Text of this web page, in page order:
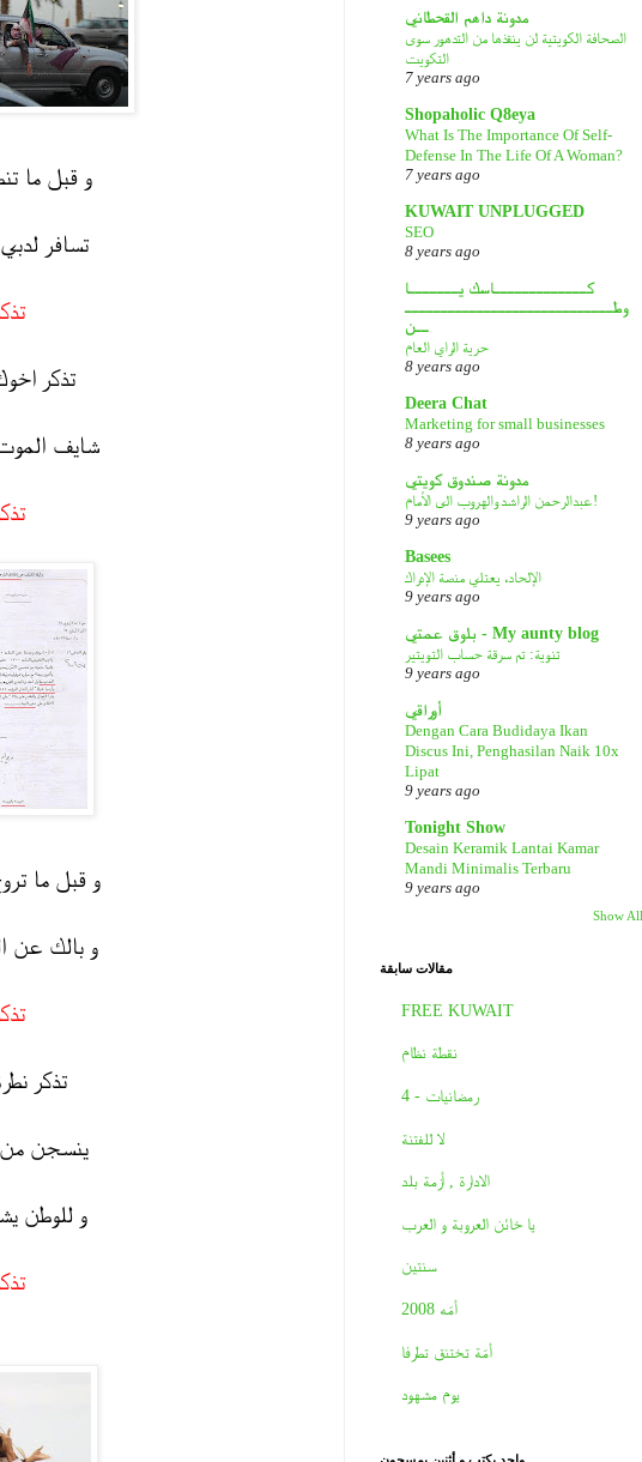
و قبل ما
تسافر لدبي
تذكر
شايف
و قبل ما
و بالك عن
تذكر
ينسجن من
و للوطن
مدونة داهم القحطاني
الصحافة الكويتية لن ينقذها من التدهور سوى
التكويت
7 years ago
Shopaholic Q8eya
What Is The Importance Of Self-
Defense In The Life Of A Woman?
7 years ago
KUWAIT UNPLUGGED
SEO
8 years ago
كـــــــــــــاسك يـــــــا
وطـــــــــــــــــــــــــــــ
ــن
حرية الراي العام
8 years ago
Deera Chat
Marketing for small businesses
8 years ago
مدونة صندوق كويتي
عبدالرحمن الراشد والهروب الى الأمام!
9 years ago
Basees
الإلحاد، يعتلي منصة الإدراك
9 years ago
بلوق عمتي - My aunty blog
تنوية: تم سرقة حساب التويتير
9 years ago
أوراقي
Dengan Cara Budidaya Ikan
Discus Ini, Penghasilan Naik 10x
Lipat
9 years ago
Tonight Show
Desain Keramik Lantai Kamar
Mandi Minimalis Terbaru
9 years ago
Show All
مقالات سابقة
FREE KUWAIT
نقطة نظام
رمضانيات - 4
لا للفتنة
الادارة , أزمة بلد
يا خائن العروبة و العرب
سنتين
أمّه 2008
أمّة تختنق تطرفا
يوم مشهود